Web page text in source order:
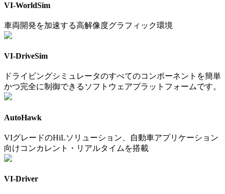
VI-WorldSim
車両開発を加速する高解像度グラフィック環境
VI-DriveSim
ドライビングシミュレータのすべてのコンポーネントを簡単
かつ完全に制御できるソフトウェアプラットフォームです。
AutoHawk
VIグレードのHiLソリューション、自動車アプリケーション
向けコンカレント・リアルタイムを搭載
VI-Driver